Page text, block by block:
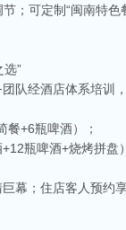
；可定制“闽南特
”
队经酒店体系培训
+6瓶啤酒）；
瓶啤酒+烧烤拼盘
幕；住店客人预约